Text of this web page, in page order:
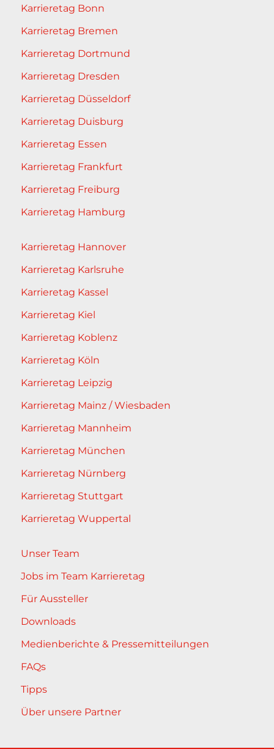
Karrieretag Bonn
Karrieretag Bremen
Karrieretag Dortmund
Karrieretag Dresden
Karrieretag Düsseldorf
Karrieretag Duisburg
Karrieretag Essen
Karrieretag Frankfurt
Karrieretag Freiburg
Karrieretag Hamburg
Karrieretag Hannover
Karrieretag Karlsruhe
Karrieretag Kassel
Karrieretag Kiel
Karrieretag Koblenz
Karrieretag Köln
Karrieretag Leipzig
Karrieretag Mainz / Wiesbaden
Karrieretag Mannheim
Karrieretag München
Karrieretag Nürnberg
Karrieretag Stuttgart
Karrieretag Wuppertal
Unser Team
Jobs im Team Karrieretag
Für Aussteller
Downloads
Medienberichte & Pressemitteilungen
FAQs
Tipps
Über unsere Partner